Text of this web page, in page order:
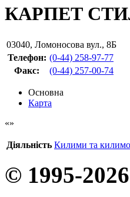
КАРПЕТ
03040, Ломоносова вул., 8Б
Телефон: (0-44) 258-97-77
Факс: (0-44) 257-00-74
Основна
Карта
Діяльність Килими та
© 1995-